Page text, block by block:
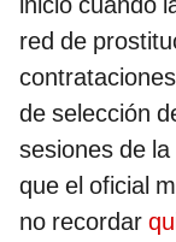
red de
de selección
sesiones de
que el oficial
no recordar